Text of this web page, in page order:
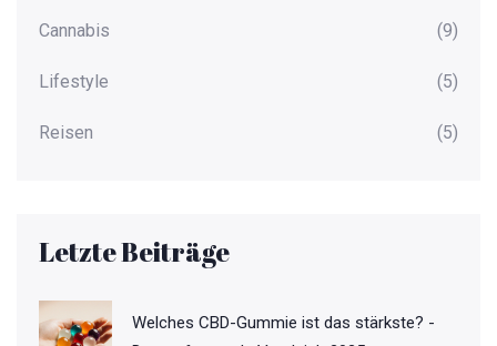
Cannabis (9)
Lifestyle (5)
Reisen (5)
Letzte Beiträge
Welches CBD-Gummie ist das stärkste? -